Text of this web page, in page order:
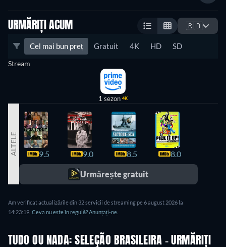
URMĂRIȚI ACUM 🇷🇴
Cel mai bun preț Gratuit 4K HD SD
Stream
1 sezon 4K
ALTELE 9.5 9.0 8.5 8.0
Urmărește gratuit
Am verificat actualizările din 32 servicii de streaming pe 6 august 2026 la
14:23:19. Ceva nu este în regulă? Anunțați-ne.
TUDO OU NADA: SELEÇÃO BRASILEIRA - URMĂRIȚI